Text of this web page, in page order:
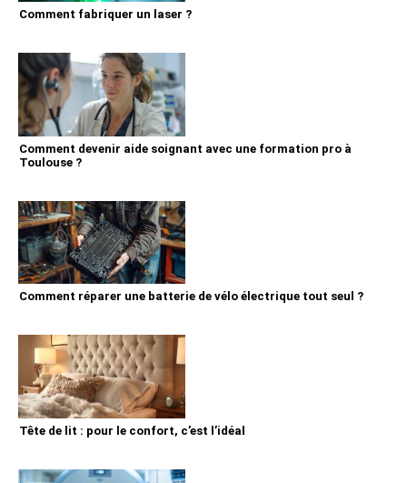
Comment fabriquer un laser ?
Comment devenir aide soignant avec une formation pro à
Toulouse ?
Comment réparer une batterie de vélo électrique tout seul ?
Tête de lit : pour le confort, c’est l’idéal